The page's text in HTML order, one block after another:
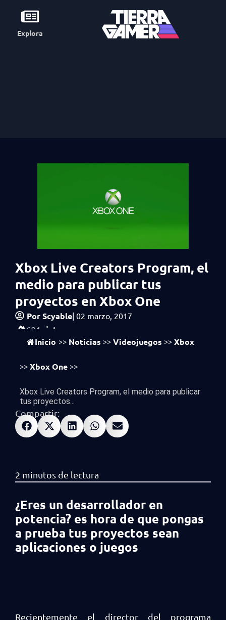
Explora
Xbox Live Creators Program, el
medio para publicar tus
proyectos en Xbox One
PorScyable| 02 marzo, 2017
601 vistas
Inicio >> Noticias >> Videojuegos >> Xbox
>> Xbox One >>
Xbox Live Creators Program, el medio para publicar
tus proyectos...
Compartir:
¿Eres un desarrollador en
potencia? es hora de que pongas
a prueba tus proyectos sean
aplicaciones o juegos
Recientemente el director del programa